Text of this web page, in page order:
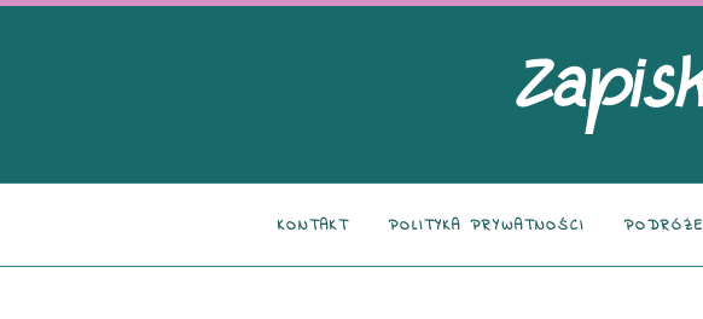
KONTAKT POLITYKA PRYWATNOŚCI PODRÓŻE